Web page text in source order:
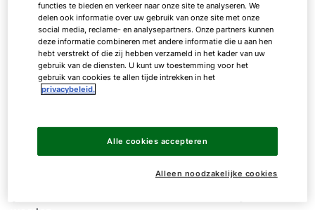
De WOLF CKL en CFL units zijn vanaf heden
beschikbaar met enthalpie platenwisselaar met
hoog rendement. Dit maakt de units ideaal in
gebruik voor het terugwinnen van zowel
voelbare als latente energie van de
extractielucht.
De luchtstromen in de units worden gescheiden
via een semipermeabel speciaalpolymeer, wat
overgedragen worden en geen ongewenste
Hoe kunnen wij u helpen?
Ik ben professional
functies te bieden en verkeer naar onze site te analyseren. We
delen ook informatie over uw gebruik van onze site met onze
social media, reclame- en analysepartners. Onze partners kunnen
deze informatie combineren met andere informatie die u aan hen
hebt verstrekt of die zij hebben verzameld in het kader van uw
gebruik van de diensten. U kunt uw toestemming voor het
gebruik van cookies te allen tijde intrekken in het
privacybeleid.
Alleen noodzakelijke cookies
Alle cookies accepteren